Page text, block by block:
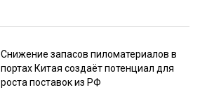
Снижение запасов пиломатериалов в
портах Китая создаёт потенциал для
роста поставок из РФ